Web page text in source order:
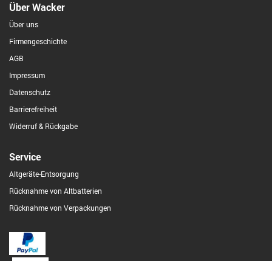
Über Wacker
Über uns
Firmengeschichte
AGB
Impressum
Datenschutz
Barrierefreiheit
Widerruf & Rückgabe
Service
Altgeräte-Entsorgung
Rücknahme von Altbatterien
Rücknahme von Verpackungen